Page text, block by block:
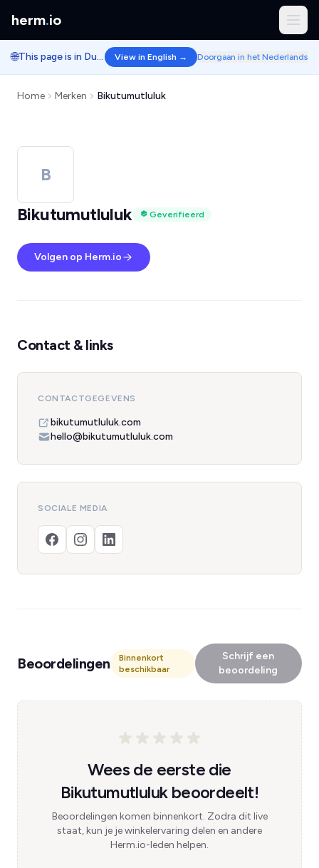
herm.io
🌐 This page is in Dutch. View in English → Doorgaan in het Nederlands
Home Merken Bikutumutluluk
B
Bikutumutluluk
Geverifieerd
Volgen op Herm.io
Contact & links
CONTACTGEGEVENS
bikutumutluluk.com
hello@bikutumutluluk.com
SOCIALE MEDIA
Beoordelingen
Binnenkort
beschikbaar
Schrijf een
beoordeling
Wees de eerste die
Bikutumutluluk beoordeelt!
Beoordelingen komen binnenkort. Zodra dit live
staat, kun je je winkelervaring delen en andere
Herm.io-leden helpen.